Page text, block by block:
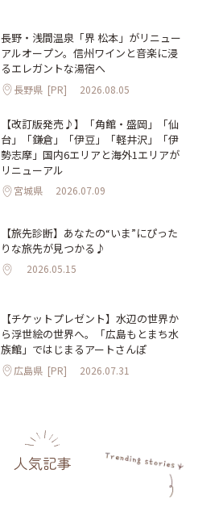
長野・浅間温泉「界 松本」がリニュー
アルオープン。信州ワインと音楽に浸
るエレガントな湯宿へ
長野県 [PR] 2026.08.05
【改訂版発売♪】「角館・盛岡」「仙
台」「鎌倉」「伊豆」「軽井沢」「伊
勢志摩」国内6エリアと海外1エリアが
リニューアル
宮城県 2026.07.09
【旅先診断】あなたの“いま”にぴった
りな旅先が見つかる♪
2026.05.15
【チケットプレゼント】水辺の世界か
ら浮世絵の世界へ。「広島もとまち水
族館」ではじまるアートさんぽ
広島県 [PR] 2026.07.31
人気記事